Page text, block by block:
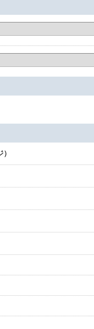
▼▼▼ 万が
車両損害に
※店舗でご
また、補償
休業補償の
上記の、